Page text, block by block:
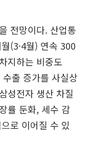
전망이다. 산업통
(3·4월) 연속 300
지하는 비중도
출 증가를 사실상
성전자 생산 차질
률 둔화, 세수 감
로 이어질 수 있